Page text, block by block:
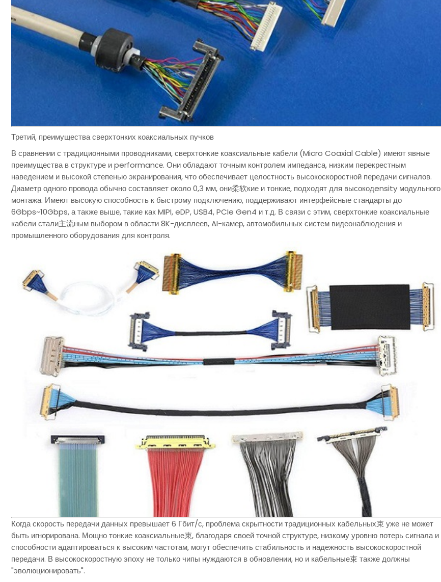
Третий, преимущества сверхтонких коаксиальных пучков
В сравнении с традиционными проводниками, сверхтонкие коаксиальные кабели (Micro Coaxial Cable) имеют явные
преимущества в структуре и performanсе. Они обладают точным контролем импеданса, низким перекрестным
наведением и высокой степенью экранирования, что обеспечивает целостность высокоскоростной передачи сигналов.
Диаметр одного провода обычно составляет около 0,3 мм, они柔软кие и тонкие, подходят для высокодensity модульного
монтажа. Имеют высокую способность к быстрому подключению, поддерживают интерфейсные стандарты до
6Gbps~10Gbps, а также выше, такие как MIPI, eDP, USB4, PCIe Gen4 и т.д. В связи с этим, сверхтонкие коаксиальные
кабели стали主流ным выбором в области 8K-дисплеев, AI-камер, автомобильных систем видеонаблюдения и
промышленного оборудования для контроля.
Когда скорость передачи данных превышает 6 Гбит/с, проблема скрытности традиционных кабельных束 уже не может
быть игнорирована. Мощно тонкие коаксиальные束, благодаря своей точной структуре, низкому уровню потерь сигнала и
способности адаптироваться к высоким частотам, могут обеспечить стабильность и надежность высокоскоростной
передачи. В высокоскоростную эпоху не только чипы нуждаются в обновлении, но и кабельные束 также должны
"эволюционировать".